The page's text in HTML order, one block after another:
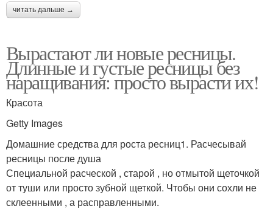
читать дальше →
Вырастают ли новые ресницы.
Длинные и густые ресницы без
наращивания: просто вырасти их!
Красота
Getty Images
Домашние средства для роста ресниц1. Расчесывай
ресницы после душа
Специальной расческой , старой , но отмытой щеточкой
от туши или просто зубной щеткой. Чтобы они сохли не
склеенными , а расправленными.